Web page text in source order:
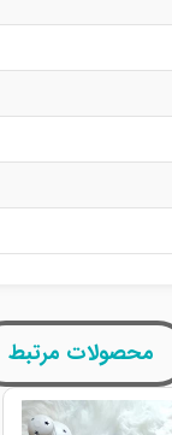
محصولات مرتبط